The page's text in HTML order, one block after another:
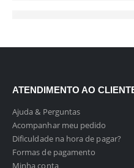
ATENDIMENTO AO
Ajuda & Perguntas
Acompanhar meu pedido
Dificuldade na hora de pagar?
Formas de pagamento